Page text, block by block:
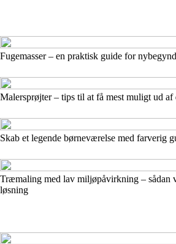
Fugemasser – en praktisk guide for
Malersprøjter – tips til at få mest muligt ud af
Skab et legende børneværelse med farverig
Træmaling med lav miljøpåvirkning – sådan
løsning